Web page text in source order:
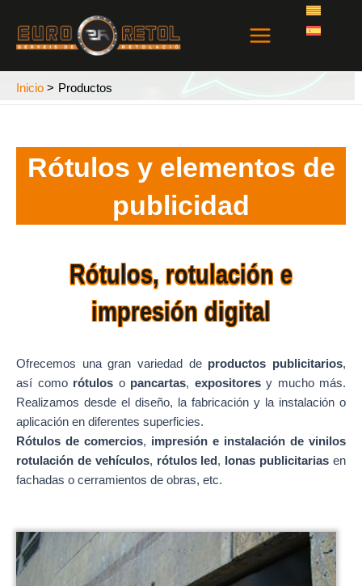
contenido
Menu
Inicio Productos
Rótulos y elementos de
publicidad
Rótulos, rotulación e
impresión digital
Ofrecemos una gran variedad de productos publicitarios,
así como rótulos o pancartas, expositoresy mucho más.
Realizamos desde el diseño, la fabricación y la instalación o
aplicación en diferentes superficies.
Rótulos de comercios, impresión e instalación de vinilos
rotulación de vehículos, rótulos led , lonas publicitarias en
fachadas o cerramientos de obras, etc.